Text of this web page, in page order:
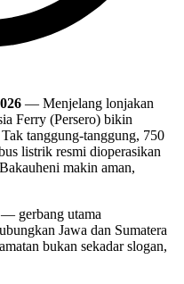
— Menjelang lonjakan
Ferry (Persero) bikin
tanggung-tanggung, 750
listrik resmi dioperasikan
makin aman,
— gerbang utama
Jawa dan Sumatera
bukan sekadar slogan,